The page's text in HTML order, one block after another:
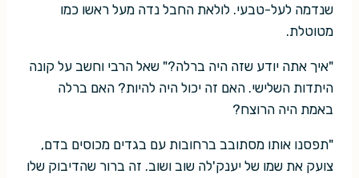
שנדמה לעל-טבעי. לולאת החבל נדה מעל ראשו כמו
מטוטלת.
"איך אתה יודע שזה היה ברלה?" שאל הרבי וחשב על קונה
היתדות השלישי. האם זה יכול היה להיות? האם ברלה
באמת היה הרוצח?
"תפסנו אותו מסתובב ברחובות עם בגדים מכוסים בדם,
צועק את שמו של יענק'לה שוב ושוב. זה ברור שהדיבוק שלו